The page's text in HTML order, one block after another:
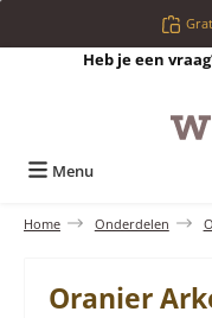
Ga naar de hoofdinhoud
Heb je een
Menu
Home Onderdelen
Oranier